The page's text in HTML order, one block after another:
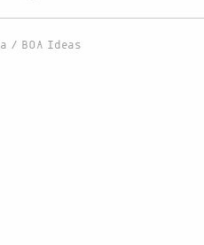
/ BOA Ideas